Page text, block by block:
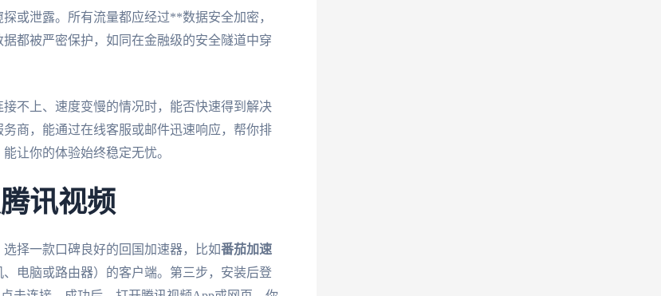
或泄露。所有流量都应经过**数据安全加密，
都被严密保护，如同在金融级的安全隧道中穿
不上、速度变慢的情况时，能否快速得到解决
商，能通过在线客服或邮件迅速响应，帮你排
让你的体验始终稳定无忧。
讯视频
择一款口碑良好的回国加速器，比如番茄加速
电脑或路由器）的客户端。第三步，安装后登